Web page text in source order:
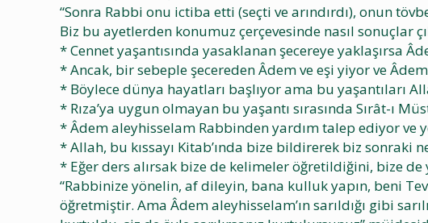
“Sonra Rabbi onu ictiba etti (seçti ve arındırdı), onun
Biz bu ayetlerden konumuz çerçevesinde nasıl sonuçlar
* Cennet yaşantısında yasaklanan şecereye yaklaşırsa
* Ancak, bir sebeple şecereden Âdem ve eşi yiyor ve
* Böylece dünya hayatları başlıyor ama bu yaşantıları
* Rıza’ya uygun olmayan bu yaşantı sırasında Sırât-ı
* Âdem aleyhisselam Rabbinden yardım talep ediyor ve
* Allah, bu kıssayı Kitab’ında bize bildirerek biz sonraki
* Eğer ders alırsak bize de kelimeler öğretildiğini, bize
“Rabbinize yönelin, af dileyin, bana kulluk yapın, beni
öğretmiştir. Ama Âdem aleyhisselam’ın sarıldığı gibi